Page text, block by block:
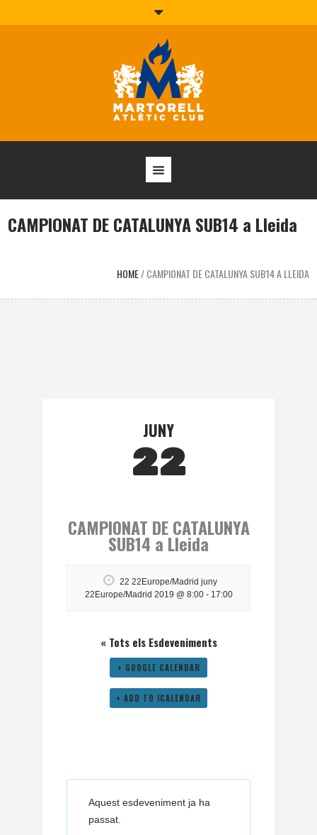
CAMPIONAT DE CATALUNYA SUB14 a Lleida
HOME/CAMPIONAT DE CATALUNYA SUB14 A LLEIDA
JUNY
22
CAMPIONAT DE CATALUNYA
SUB14 a Lleida
22 22Europe/Madrid juny
22Europe/Madrid 2019 @ 8:00- 17:00
« Tots els Esdeveniments
+ GOOGLE CALENDAR
+ ADD TO ICALENDAR
Aquest esdeveniment ja ha
passat.